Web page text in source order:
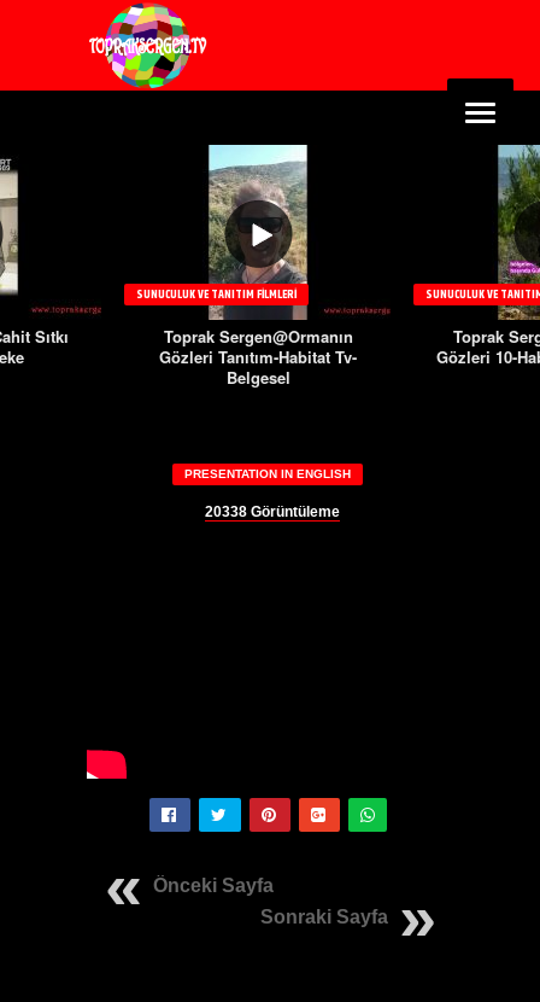
Sıtkı
SUNUCULUK VE TANITIM FILMLERI
Toprak Sergen@Ormanın
Gözleri Tanıtım-Habitat Tv-
Belgesel
SUNUCULUK VE
Toprak
Gözleri 10-
PRESENTATION IN ENGLISH
20338 Görüntüleme
Önceki Sayfa
Sonraki Sayfa